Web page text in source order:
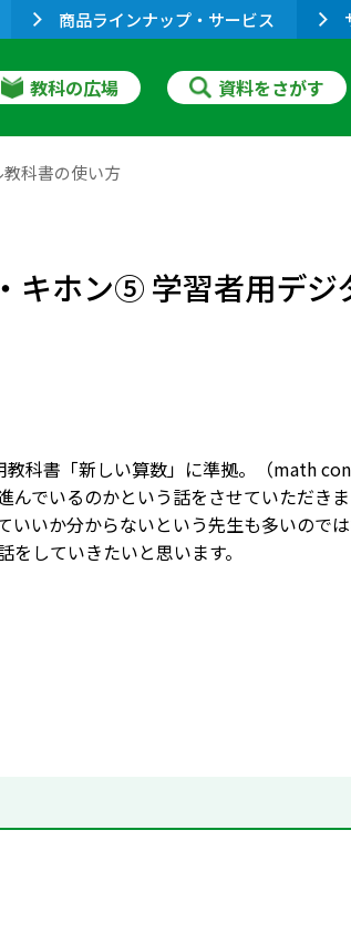
商品ラインナップ・サービス
教科の広場 資料をさがす
科書の使い方
キホン⑤ 学習者用デ
科書「新しい算数」に準拠。（math
んでいるのかという話をさせていただき
いいか分からないという先生も多いので
していきたいと思います。